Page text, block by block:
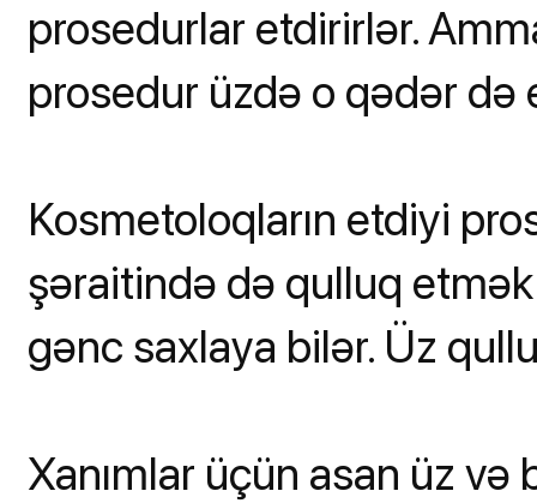
prosedurlar etdirirlər.
prosedur üzdə o qədər də
Kosmetoloqların etdiyi
şəraitində də qulluq
gənc saxlaya bilər. Üz
Xanımlar üçün asan üz